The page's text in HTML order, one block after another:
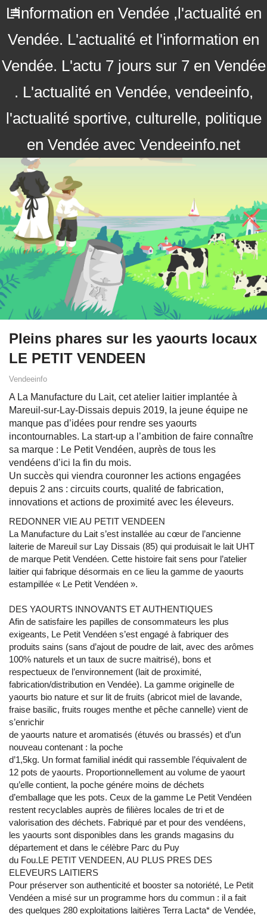
L'information en Vendée ,l'actualité en
Vendée. L'actualité et l'information en
Vendée. L'actu 7 jours sur 7 en Vendée
. L'actualité en Vendée, vendeeinfo,
l'actualité sportive, culturelle, politique
en Vendée avec Vendeeinfo.net
Pleins phares sur les yaourts locaux
LE PETIT VENDEEN
Vendeeinfo
A La Manufacture du Lait, cet atelier laitier implantée à
Mareuil-sur-Lay-Dissais depuis 2019, la jeune équipe ne
manque pas d’idées pour rendre ses yaourts
incontournables. La start-up a l’ambition de faire connaître
sa marque : Le Petit Vendéen, auprès de tous les
vendéens d’ici la fin du mois.
Un succès qui viendra couronner les actions engagées
depuis 2 ans : circuits courts, qualité de fabrication,
innovations et actions de proximité avec les éleveurs.
REDONNER VIE AU PETIT VENDEEN
La Manufacture du Lait s’est installée au cœur de l’ancienne
laiterie de Mareuil sur Lay Dissais (85) qui produisait le lait UHT
de marque Petit Vendéen. Cette histoire fait sens pour l’atelier
laitier qui fabrique désormais en ce lieu la gamme de yaourts
estampillée « Le Petit Vendéen ».
DES YAOURTS INNOVANTS ET AUTHENTIQUES
Afin de satisfaire les papilles de consommateurs les plus
exigeants, Le Petit Vendéen s’est engagé à fabriquer des
produits sains (sans d’ajout de poudre de lait, avec des arômes
100% naturels et un taux de sucre maitrisé), bons et
respectueux de l’environnement (lait de proximité,
fabrication/distribution en Vendée). La gamme originelle de
yaourts bio nature et sur lit de fruits (abricot miel de lavande,
fraise basilic, fruits rouges menthe et pêche cannelle) vient de
s’enrichir
de yaourts nature et aromatisés (étuvés ou brassés) et d’un
nouveau contenant : la poche
d’1,5kg. Un format familial inédit qui rassemble l’équivalent de
12 pots de yaourts. Proportionnellement au volume de yaourt
qu’elle contient, la poche génére moins de déchets
d’emballage que les pots. Ceux de la gamme Le Petit Vendéen
restent recyclables auprès de filières locales de tri et de
valorisation des déchets. Fabriqué par et pour des vendéens,
les yaourts sont disponibles dans les grands magasins du
département et dans le célèbre Parc du Puy
du Fou.LE PETIT VENDEEN, AU PLUS PRES DES
ELEVEURS LAITIERS
Pour préserver son authenticité et booster sa notoriété, Le Petit
Vendéen a misé sur un programme hors du commun : il a fait
des quelques 280 exploitations laitières Terra Lacta* de Vendée,